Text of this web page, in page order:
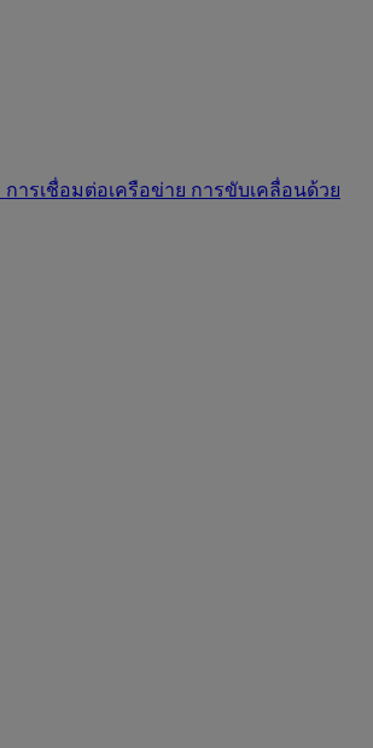
การเชื่อมต่อเครือข่าย การขับเคลื่อนด้วย